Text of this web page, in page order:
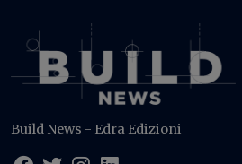
Build News - Edra Edizioni